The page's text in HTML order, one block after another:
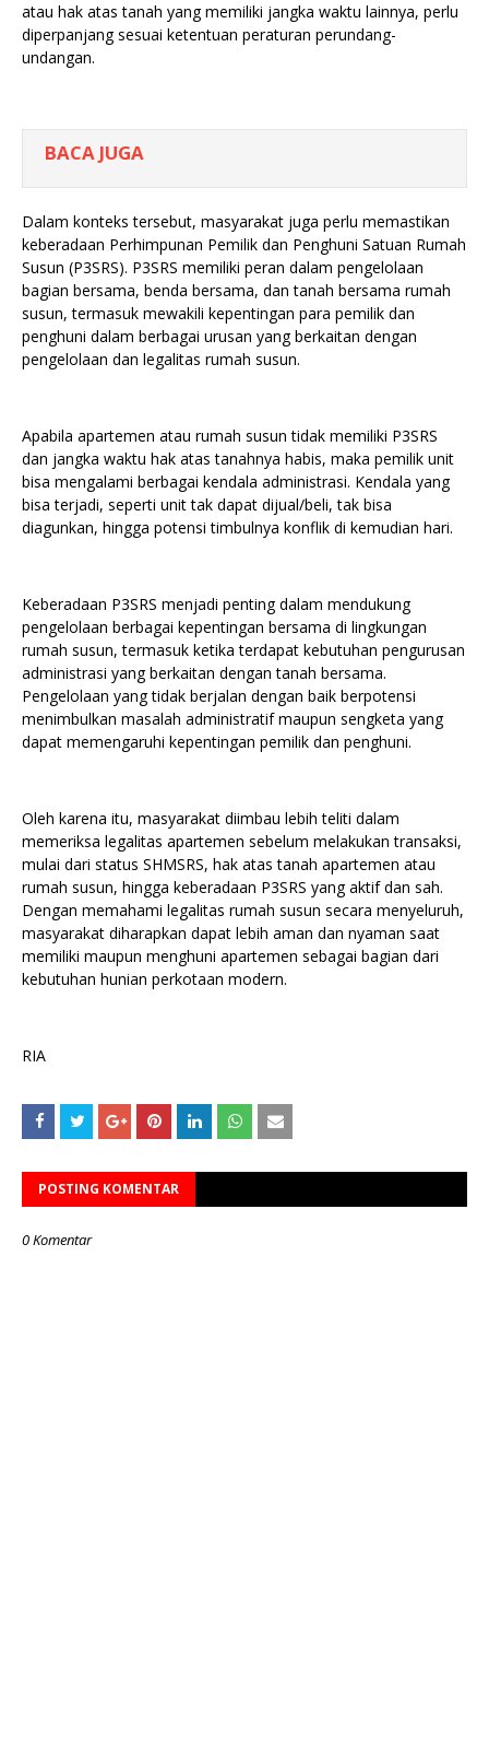
atau hak atas tanah yang memiliki jangka waktu lainnya, perlu
diperpanjang sesuai ketentuan peraturan perundang-
undangan.
BACA JUGA
Dalam konteks tersebut, masyarakat juga perlu memastikan
keberadaan Perhimpunan Pemilik dan Penghuni Satuan Rumah
Susun (P3SRS). P3SRS memiliki peran dalam pengelolaan
bagian bersama, benda bersama, dan tanah bersama rumah
susun, termasuk mewakili kepentingan para pemilik dan
penghuni dalam berbagai urusan yang berkaitan dengan
pengelolaan dan legalitas rumah susun.
Apabila apartemen atau rumah susun tidak memiliki P3SRS
dan jangka waktu hak atas tanahnya habis, maka pemilik unit
bisa mengalami berbagai kendala administrasi. Kendala yang
bisa terjadi, seperti unit tak dapat dijual/beli, tak bisa
diagunkan, hingga potensi timbulnya konflik di kemudian hari.
Keberadaan P3SRS menjadi penting dalam mendukung
pengelolaan berbagai kepentingan bersama di lingkungan
rumah susun, termasuk ketika terdapat kebutuhan pengurusan
administrasi yang berkaitan dengan tanah bersama.
Pengelolaan yang tidak berjalan dengan baik berpotensi
menimbulkan masalah administratif maupun sengketa yang
dapat memengaruhi kepentingan pemilik dan penghuni.
Oleh karena itu, masyarakat diimbau lebih teliti dalam
memeriksa legalitas apartemen sebelum melakukan transaksi,
mulai dari status SHMSRS, hak atas tanah apartemen atau
rumah susun, hingga keberadaan P3SRS yang aktif dan sah.
Dengan memahami legalitas rumah susun secara menyeluruh,
masyarakat diharapkan dapat lebih aman dan nyaman saat
memiliki maupun menghuni apartemen sebagai bagian dari
kebutuhan hunian perkotaan modern.
RIA
POSTING KOMENTAR
0 Komentar